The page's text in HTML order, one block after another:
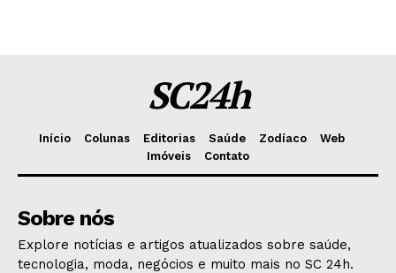
SC24h
Início Colunas Editorias Saúde Zodíaco
Web
Imóveis
Contato
Sobre nós
Explore notícias e artigos atualizados sobre saúde,
tecnologia, moda, negócios e muito mais no SC 24h.